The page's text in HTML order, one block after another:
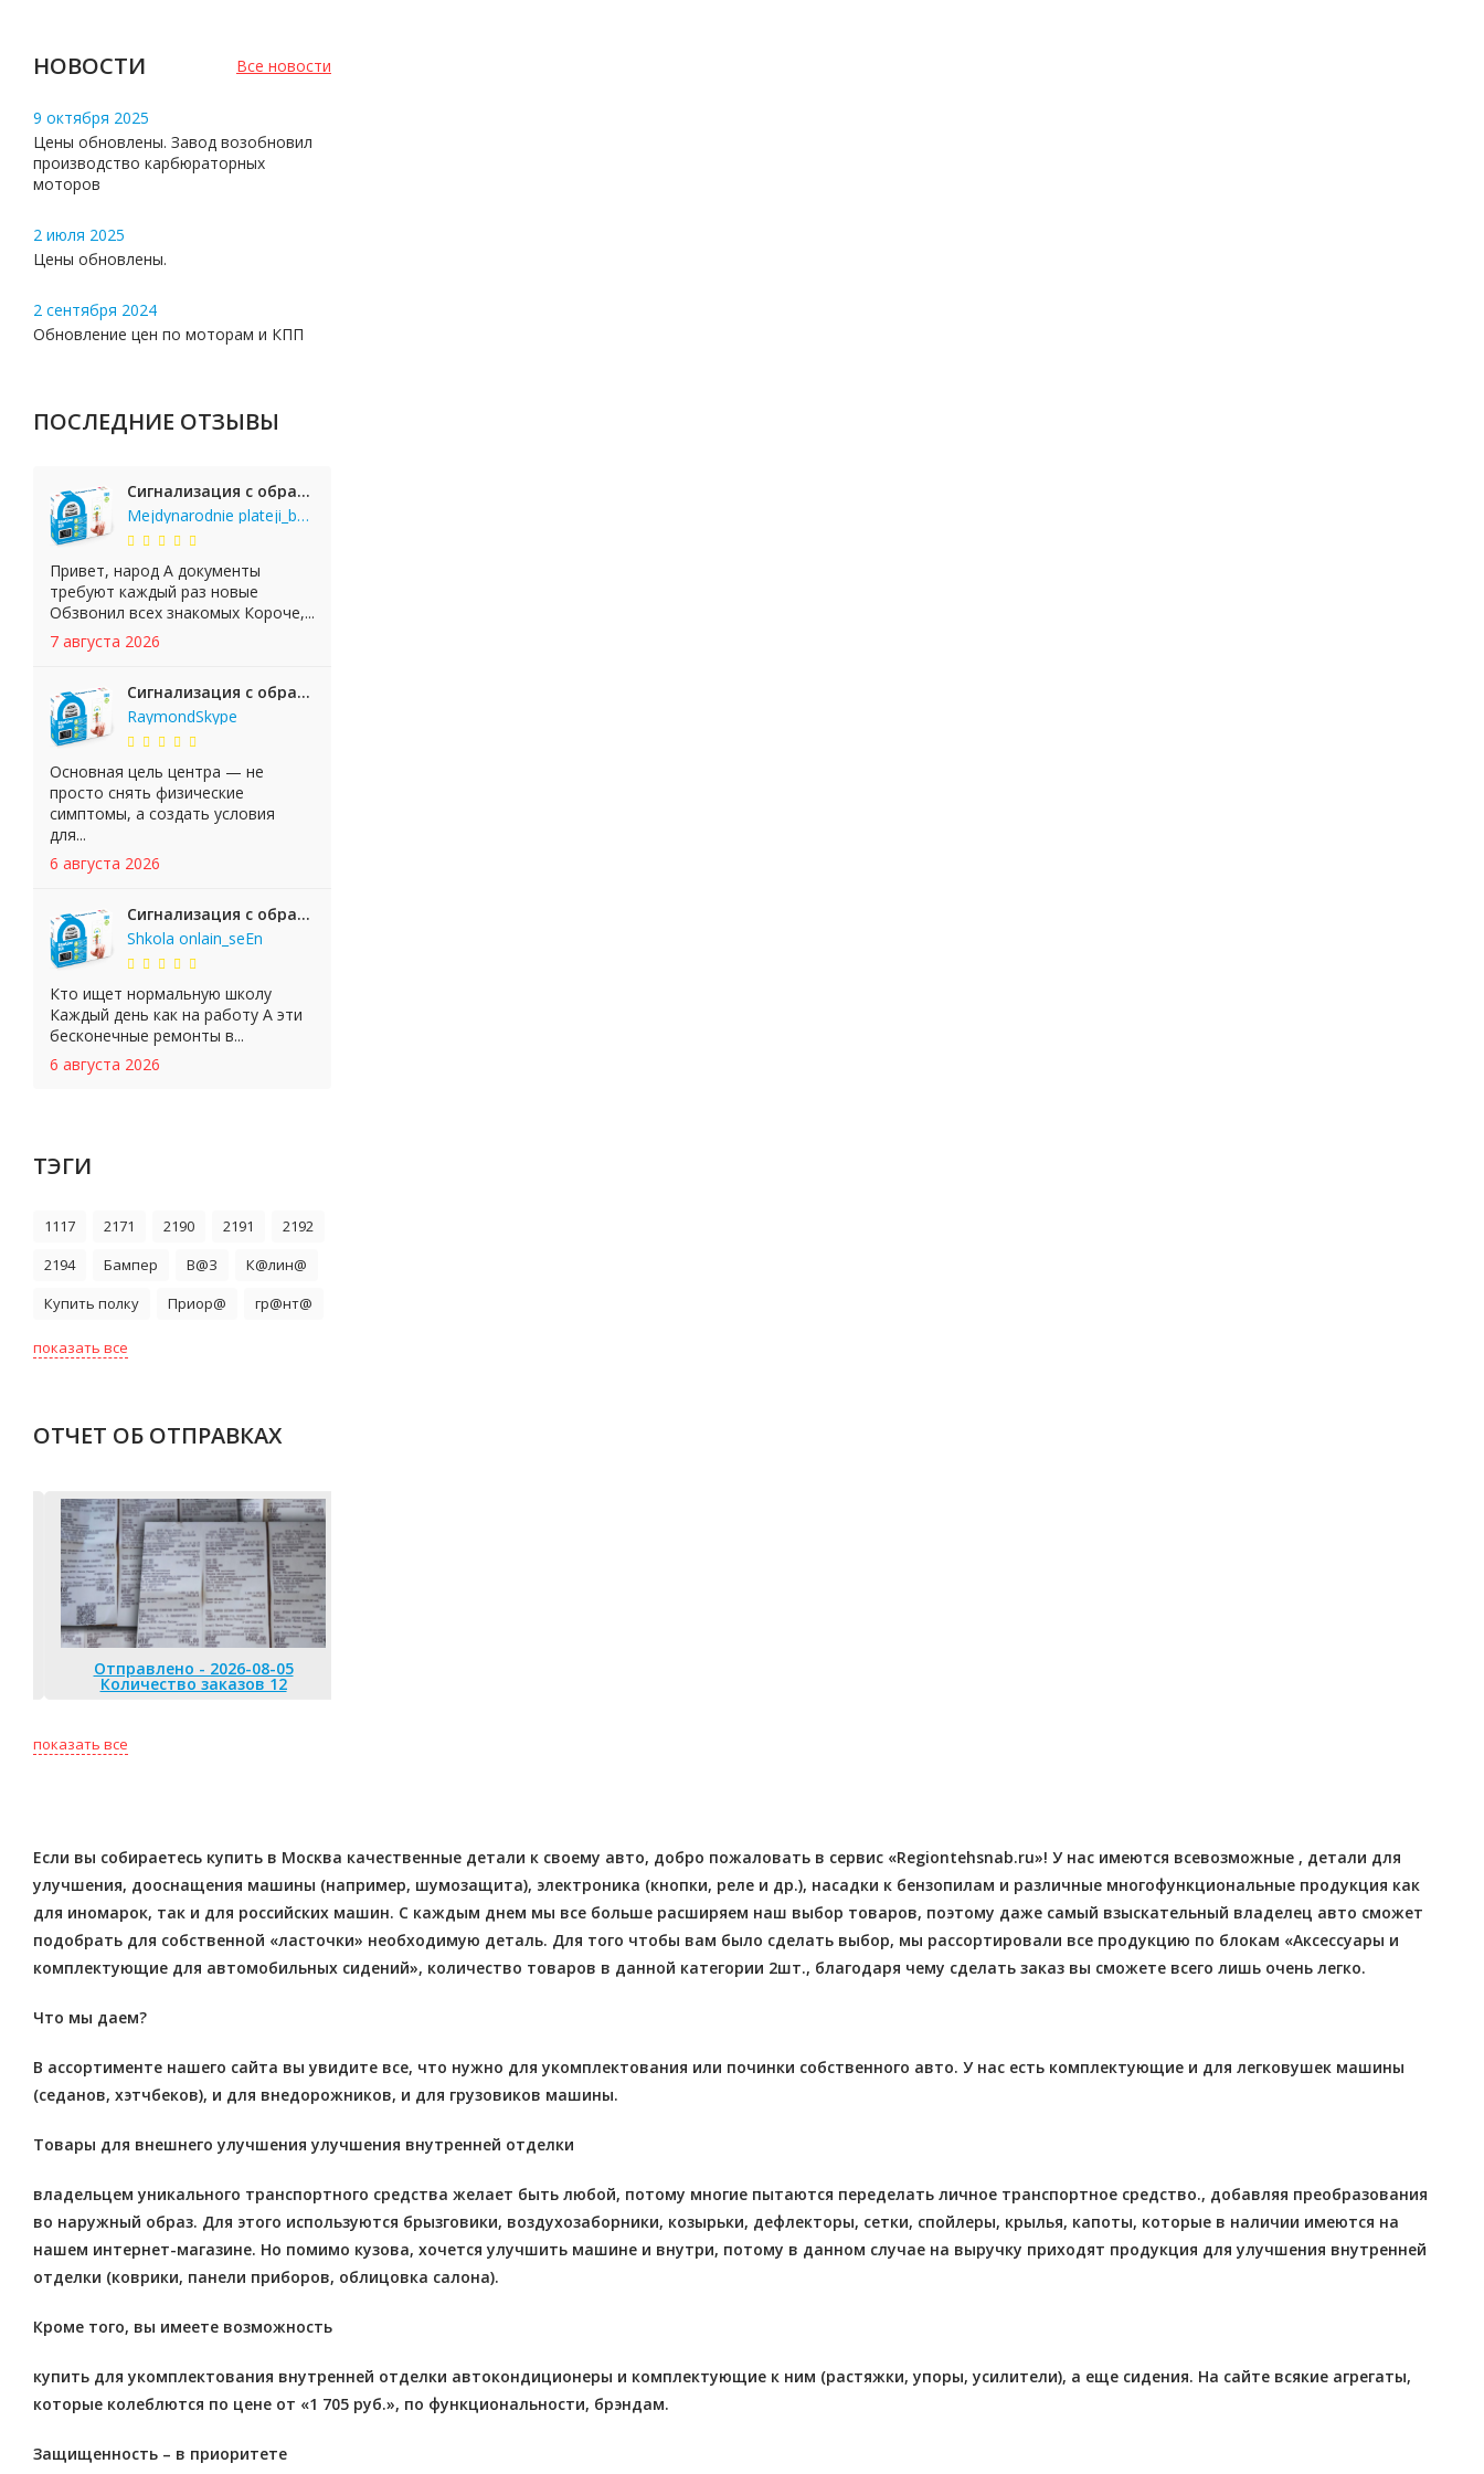
Все новости
НОВОСТИ
9 октября 2025
Цены обновлены. Завод возобновил
производство карбюраторных
моторов
2 июля 2025
Цены обновлены.
2 сентября 2024
Обновление цен по моторам и КПП
ПОСЛЕДНИЕ ОТЗЫВЫ
Сигнализация с обратной связью StarLine E65 BT 2CAN+LIN
Mejdynarodnie plateji_bgKi
Привет, народ А документы
требуют каждый раз новые
Обзвонил всех знакомых Короче,...
7 августа 2026
Сигнализация с обратной связью StarLine E65 BT 2CAN+LIN
RaymondSkype
Основная цель центра — не
просто снять физические
симптомы, а создать условия
для...
6 августа 2026
Сигнализация с обратной связью StarLine E65 BT 2CAN+LIN
Shkola onlain_seEn
Кто ищет нормальную школу
Каждый день как на работу А эти
бесконечные ремонты в...
6 августа 2026
ТЭГИ
1117 2171 2190 2191
2192
2194
Бампер В@З
К@лин@
Купить полку
Приор@ гр@нт@
показать все
ОТЧЕТ ОБ ОТПРАВКАХ
Отправлено - 2026-08-05
Количество заказов 12
показать все
Если вы собираетесь купить в Москва качественные детали к своему авто, добро пожаловать в сервис «Regiontehsnab.ru»! У нас имеются всевозможные , детали для
улучшения, дооснащения машины (например, шумозащита), электроника (кнопки, реле и др.), насадки к бензопилам и различные многофункциональные продукция как
для иномарок, так и для российских машин. С каждым днем мы все больше расширяем наш выбор товаров, поэтому даже самый взыскательный владелец авто сможет
подобрать для собственной «ласточки» необходимую деталь. Для того чтобы вам было сделать выбор, мы рассортировали все продукцию по блокам «Аксессуары и
комплектующие для автомобильных сидений», количество товаров в данной категории 2шт., благодаря чему сделать заказ вы сможете всего лишь очень легко.
Что мы даем?
В ассортименте нашего сайта вы увидите все, что нужно для укомплектования или починки собственного авто. У нас есть комплектующие и для легковушек машины
(седанов, хэтчбеков), и для внедорожников, и для грузовиков машины.
Товары для внешнего улучшения улучшения внутренней отделки
владельцем уникального транспортного средства желает быть любой, потому многие пытаются переделать личное транспортное средство., добавляя преобразования
во наружный образ. Для этого используются брызговики, воздухозаборники, козырьки, дефлекторы, сетки, спойлеры, крылья, капоты, которые в наличии имеются на
нашем интернет-магазине. Но помимо кузова, хочется улучшить машине и внутри, потому в данном случае на выручку приходят продукция для улучшения внутренней
отделки (коврики, панели приборов, облицовка салона).
Кроме того, вы имеете возможность
купить для укомплектования внутренней отделки автокондиционеры и комплектующие к ним (растяжки, упоры, усилители), а еще сидения. На сайте всякие агрегаты,
которые колеблются по цене от «1 705 руб.», по функциональности, брэндам.
Защищенность – в приоритете